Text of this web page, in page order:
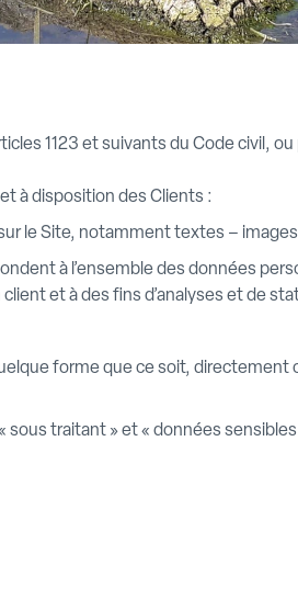
1123 et suivants du Code civil,
à disposition des Clients :
le Site, notamment textes –
à l’ensemble des données
et à des fins d’analyses et de
forme que ce soit, directement
traitant » et « données